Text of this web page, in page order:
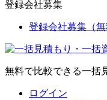
登録会社募集
登録会社募集（無
無料で比較できる一括
ログイン